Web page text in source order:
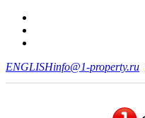
ENGLISHinfo@1-property.ru